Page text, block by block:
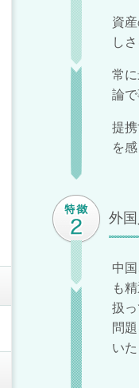
資
し
常
論
提
を
外
中
も
扱
問
い